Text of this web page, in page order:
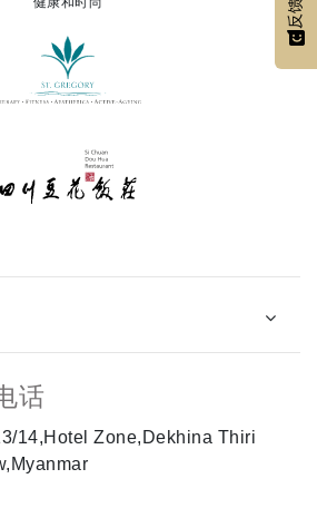
话
14,Hotel Zone,Dekhina Thiri
反馈